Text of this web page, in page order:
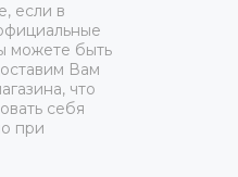
если в
можете быть
Вам
что
себя
при